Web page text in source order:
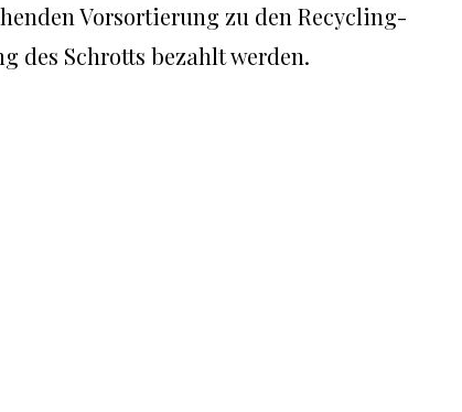
Vorsortierung zu den Recycling-
des Schrotts bezahlt werden.